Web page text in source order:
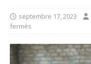
septembre 17, 2023
fermés